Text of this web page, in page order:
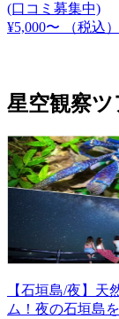
(口コミ募集中)
¥5,000〜
（税込）
星空観察
【石垣島/夜】天
ム！夜の石垣島